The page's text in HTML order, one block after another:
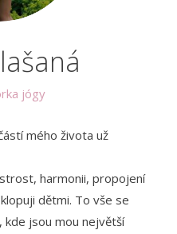
jógy
mého života už
harmonii, propojení
dětmi. To vše se
jsou mou největší